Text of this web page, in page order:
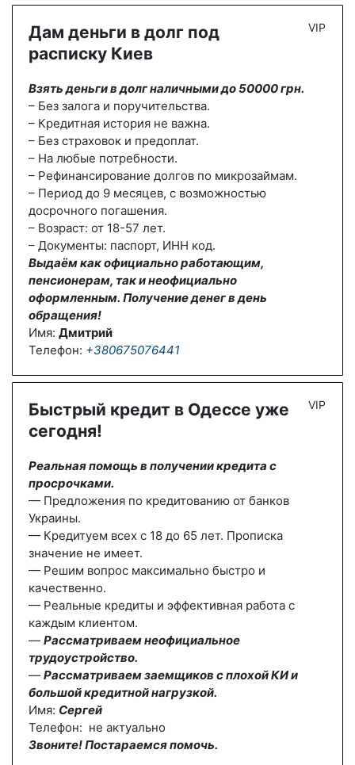
Дам деньги в долг под
расписку Киев
Взять деньги в долг наличными до 50000 грн.
– Без залога и поручительства.
– Кредитная история не важна.
– Без страховок и предоплат.
– На любые потребности.
– Рефинансирование долгов по микрозаймам.
– Период до 9 месяцев, с возможностью
досрочного погашения.
– Возраст: от 18-57 лет.
– Документы: паспорт, ИНН код.
Выдаём как официально работающим,
пенсионерам, так и неофициально
оформленным. Получение денег в день
обращения!
Имя: Дмитрий
Телефон: +380675076441
VIP
Быстрый кредит в Одессе уже
сегодня!
Реальная помощь в получении кредита с
просрочками.
— Предложения по кредитованию от банков
Украины.
— Кредитуем всех с 18 до 65 лет. Прописка
значение не имеет.
— Решим вопрос максимально быстро и
качественно.
— Реальные кредиты и эффективная работа с
каждым клиентом.
— Рассматриваем неофициальное
трудоустройство.
— Рассматриваем заемщиков с плохой КИ и
большой кредитной нагрузкой.
Имя: Сергей
Телефон: не актуально
Звоните! Постараемся помочь.
VIP